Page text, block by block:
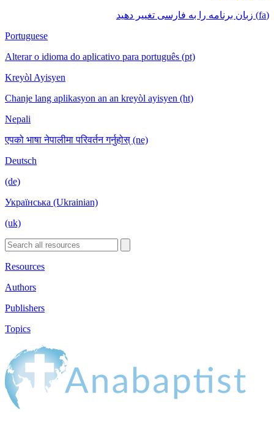
(fa) زبان برنامه را به فارسی تغییر دهید
Portuguese
Alterar o idioma do aplicativo para português (pt)
Kreyòl Ayisyen
Chanje lang aplikasyon an an kreyòl ayisyen (ht)
Nepali
एपको भाषा नेपालीमा परिवर्तन गर्नुहोस् (ne)
Deutsch
(de)
Українська (Ukrainian)
(uk)
Resources
Authors
Publishers
Topics